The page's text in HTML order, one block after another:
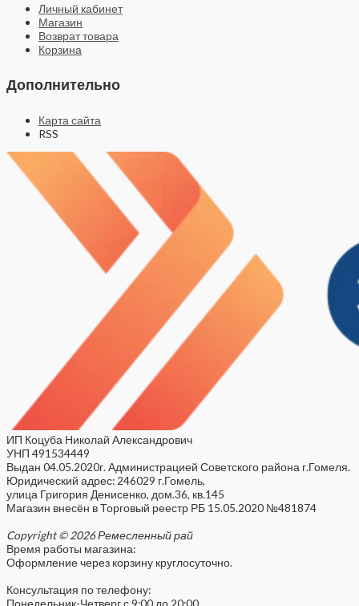
Личный кабинет
Магазин
Возврат товара
Корзина
Дополнительно
Карта сайта
RSS
ИП Коцуба Николай Александрович
УНП 491534449
Выдан 04.05.2020г. Администрацией Советского района г.Гомеля.
Юридический адрес: 246029 г.Гомель,
улица Григория Денисенко, дом.36, кв.145
Магазин внесён в Торговый реестр РБ 15.05.2020 №481874
Copyright © 2026 Ремесленный рай
Время работы магазина:
Оформление через корзину круглосуточно.
Консультация по телефону:
Понедельник-Четверг с 9:00 до 20:00.